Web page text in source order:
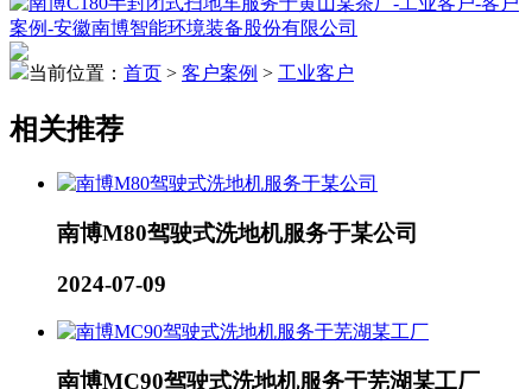
当前位置： 首页 > 客户案例 > 工业客户
相关推荐
南博M80驾驶式洗地机服务于某公司
2024-07-09
南博MC90驾驶式洗地机服务于芜湖某工厂